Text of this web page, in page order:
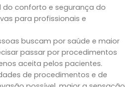
conforto e segurança do
para profissionais e
buscam por saúde e maior
passar por procedimentos
aceita pelos pacientes.
de procedimentos e de